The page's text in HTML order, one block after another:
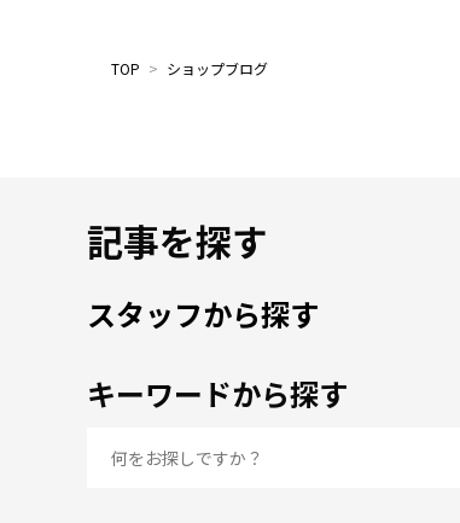
TOP > ショップブログ
記事を探す
スタッフから探す
キーワードから探す